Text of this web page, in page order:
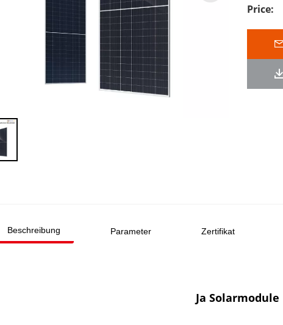
Beschreibung Parameter Zertifikat
Ja Solarmodule